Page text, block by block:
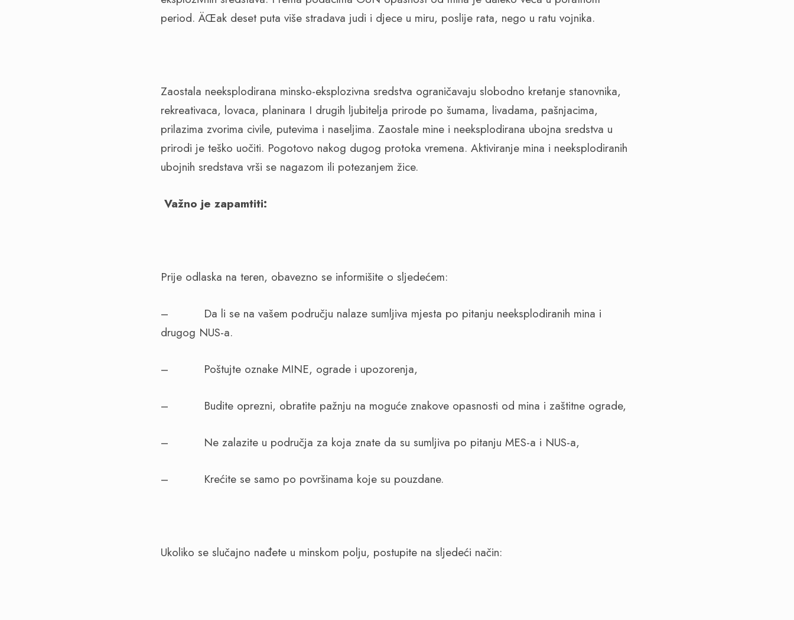
period. ÄŒak deset puta više stradava judi i djece u miru, poslije rata, nego u ratu vojnika.
Zaostala neeksplodirana minsko-eksplozivna sredstva ograničavaju slobodno kretanje stanovnika,
rekreativaca, lovaca, planinara I drugih ljubitelja prirode po šumama, livadama, pašnjacima,
prilazima zvorima civile, putevima i naseljima. Zaostale mine i neeksplodirana ubojna sredstva u
prirodi je teško uočiti. Pogotovo nakog dugog protoka vremena. Aktiviranje mina i neeksplodiranih
ubojnih sredstava vrši se nagazom ili potezanjem žice.
Važno je zapamtiti:
Prije odlaska na teren, obavezno se informišite o sljedećem:
–
Da li se na vašem području nalaze sumljiva mjesta po pitanju neeksplodiranih mina i
drugog NUS-a.
– Poštujte oznake MINE, ograde i upozorenja,
– Budite oprezni, obratite pažnju na moguće znakove opasnosti od mina i zaštitne ograde,
– Ne zalazite u područja za koja znate da su sumljiva po pitanju MES-a i NUS-a,
– Krećite se samo po površinama koje su pouzdane.
Ukoliko se slučajno nađete u minskom polju, postupite na sljedeći način: